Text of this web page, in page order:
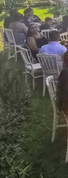
40 &
Jardín, Salón